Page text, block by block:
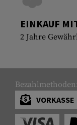
EINKAUF
2 Jahre
Bezahlmethoden:
VORKASSE